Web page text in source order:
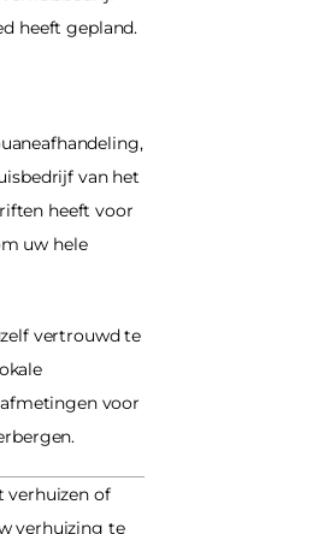
heeft gepland.
van het
heeft voor
uw hele
vertrouwd te
voor
verhuizen of
verhuizing te